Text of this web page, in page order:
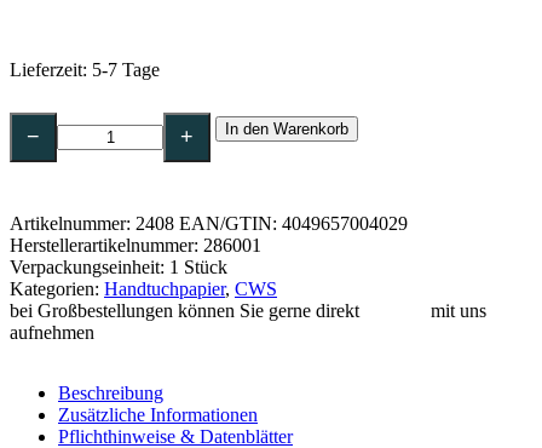
Lieferzeit: 5-7 Tage
CWS
BestPaper
lagig,
hochweiß,
Rolle
a
100
m
− + In den Warenkorb
Artikelnummer: 2408 EAN/GTIN: 4049657004029
Herstellerartikelnummer: 286001
Verpackungseinheit: 1 Stück
Kategorien: Handtuchpapier, CWS
bei Großbestellungen können Sie gerne direkt
mit uns
aufnehmen
Beschreibung
Zusätzliche Informationen
Pflichthinweise & Datenblätter